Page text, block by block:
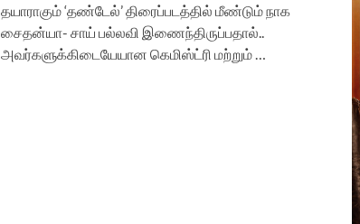
தயாராகும் ‘தண்டேல்’ திரைப்படத்தில் மீண்டும் நாக
சைதன்யா- சாய் பல்லவி இணைந்திருப்பதால்..
அவர்களுக்கிடையேயான கெமிஸ்ட்ரி மற்றும் …